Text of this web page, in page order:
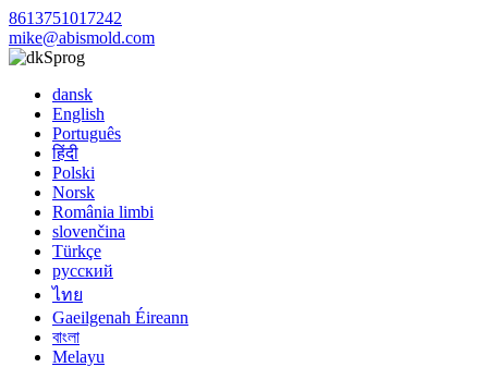
8613751017242
mike@abismold.com
Sprog
dansk
English
Português
हिंदी
Polski
Norsk
România limbi
slovenčina
Türkçe
русский
ไทย
Gaeilgenah Éireann
বাংলা
Melayu